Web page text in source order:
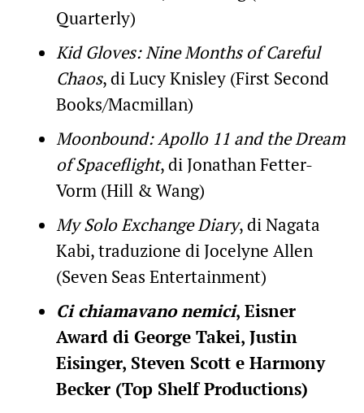
Quarterly)
Kid Gloves: Nine Months of Careful
Chaos, di Lucy Knisley (First Second
Books/Macmillan)
Moonbound: Apollo 11 and the Dream
of Spaceflight, di Jonathan Fetter-
Vorm (Hill & Wang)
My Solo Exchange Diary, di Nagata
Kabi, traduzione di Jocelyne Allen
(Seven Seas Entertainment)
Ci chiamavano nemici, Eisner
Award di George Takei, Justin
Eisinger, Steven Scott e Harmony
Becker (Top Shelf Productions)